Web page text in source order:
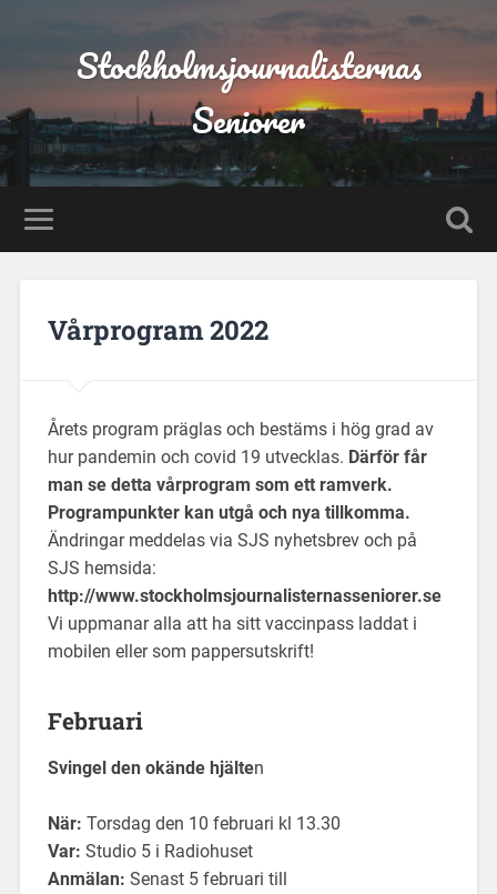
Stockholmsjournalisternas
Seniorer
Vårprogram 2022
Årets program präglas och bestäms i hög grad av
hur pandemin och covid 19 utvecklas. Därför får
man se detta vårprogram som ett ramverk.
Programpunkter kan utgå och nya tillkomma.
Ändringar meddelas via SJS nyhetsbrev och på
SJS hemsida:
http://www.stockholmsjournalisternasseniorer.se
Vi uppmanar alla att ha sitt vaccinpass laddat i
mobilen eller som pappersutskrift!
Februari
Svingel den okände hjälten
När: Torsdag den 10 februari kl 13.30
Var: Studio 5 i Radiohuset
Anmälan: Senast 5 februari till